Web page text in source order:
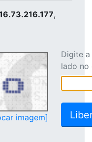
,
imagem]
Digite
lado no